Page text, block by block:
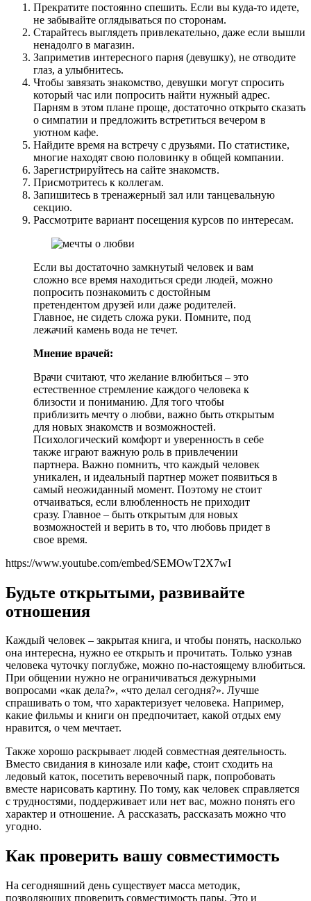
Прекратите постоянно спешить. Если вы куда-то идете,
не забывайте оглядываться по сторонам.
Старайтесь выглядеть привлекательно, даже если вышли
ненадолго в магазин.
Заприметив интересного парня (девушку), не отводите
глаз, а улыбнитесь.
Чтобы завязать знакомство, девушки могут спросить
который час или попросить найти нужный адрес.
Парням в этом плане проще, достаточно открыто сказать
о симпатии и предложить встретиться вечером в
уютном кафе.
Найдите время на встречу с друзьями. По статистике,
многие находят свою половинку в общей компании.
Зарегистрируйтесь на сайте знакомств.
Присмотритесь к коллегам.
Запишитесь в тренажерный зал или танцевальную
секцию.
Рассмотрите вариант посещения курсов по интересам.
Если вы достаточно замкнутый человек и вам
сложно все время находиться среди людей, можно
попросить познакомить с достойным
претендентом друзей или даже родителей.
Главное, не сидеть сложа руки. Помните, под
лежачий камень вода не течет.
Мнение врачей:
Врачи считают, что желание влюбиться – это
естественное стремление каждого человека к
близости и пониманию. Для того чтобы
приблизить мечту о любви, важно быть открытым
для новых знакомств и возможностей.
Психологический комфорт и уверенность в себе
также играют важную роль в привлечении
партнера. Важно помнить, что каждый человек
уникален, и идеальный партнер может появиться в
самый неожиданный момент. Поэтому не стоит
отчаиваться, если влюбленность не приходит
сразу. Главное – быть открытым для новых
возможностей и верить в то, что любовь придет в
свое время.
https://www.youtube.com/embed/SEMOwT2X7wI
Будьте открытыми, развивайте
отношения
Каждый человек – закрытая книга, и чтобы понять, насколько
она интересна, нужно ее открыть и прочитать. Только узнав
человека чуточку поглубже, можно по-настоящему влюбиться.
При общении нужно не ограничиваться дежурными
вопросами «как дела?», «что делал сегодня?». Лучше
спрашивать о том, что характеризует человека. Например,
какие фильмы и книги он предпочитает, какой отдых ему
нравится, о чем мечтает.
Также хорошо раскрывает людей совместная деятельность.
Вместо свидания в кинозале или кафе, стоит сходить на
ледовый каток, посетить веревочный парк, попробовать
вместе нарисовать картину. По тому, как человек справляется
с трудностями, поддерживает или нет вас, можно понять его
характер и отношение. А рассказать, рассказать можно что
угодно.
Как проверить вашу совместимость
На сегодняшний день существует масса методик,
позволяющих проверить совместимость пары. Это и